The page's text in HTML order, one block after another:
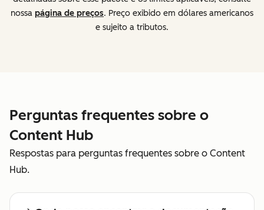
nossa página de preços. Preço exibido em dólares americanos
e sujeito a tributos.
Perguntas frequentes sobre o
Content Hub
Respostas para perguntas frequentes sobre o Content
Hub.